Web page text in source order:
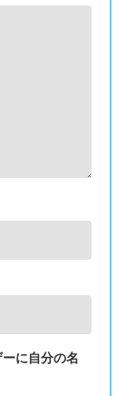
に自分の名